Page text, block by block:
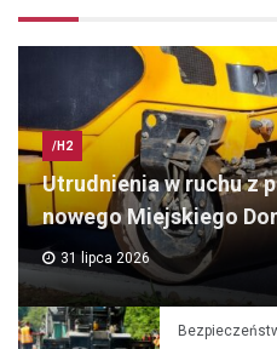
/H2
Utrudnienia w ruchu z
nowego Miejskiego
31 lipca 2026